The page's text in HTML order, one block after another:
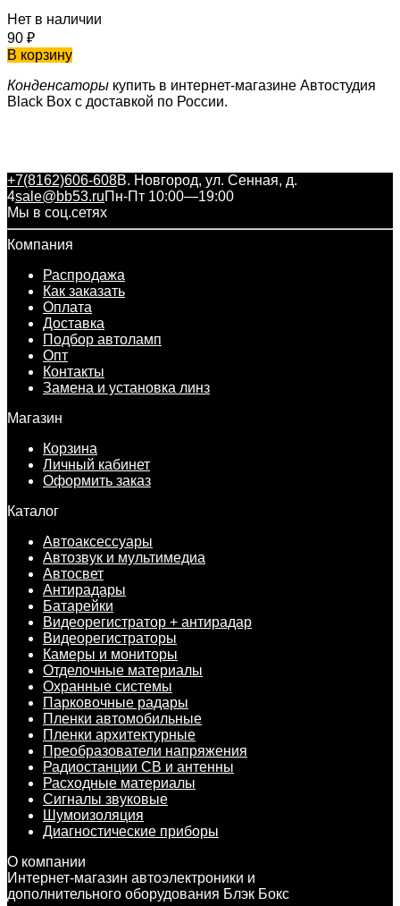
Нет в наличии
90 ₽
В корзину
Конденсаторы купить в интернет-магазине Автостудия
Black Box с доставкой по России.
+7(8162)606-608В. Новгород, ул. Сенная, д.
4sale@bb53.ruПн-Пт 10:00—19:00
Мы в соц.сетях
Компания
Распродажа
Как заказать
Оплата
Доставка
Подбор автоламп
Опт
Контакты
Замена и установка линз
Магазин
Корзина
Личный кабинет
Оформить заказ
Каталог
Автоаксессуары
Автозвук и мультимедиа
Автосвет
Антирадары
Батарейки
Видеорегистратор + антирадар
Видеорегистраторы
Камеры и мониторы
Отделочные материалы
Охранные системы
Парковочные радары
Пленки автомобильные
Пленки архитектурные
Преобразователи напряжения
Радиостанции CB и антенны
Расходные материалы
Сигналы звуковые
Шумоизоляция
Диагностические приборы
О компании
Интернет-магазин автоэлектроники и
дополнительного оборудования Блэк Бокс